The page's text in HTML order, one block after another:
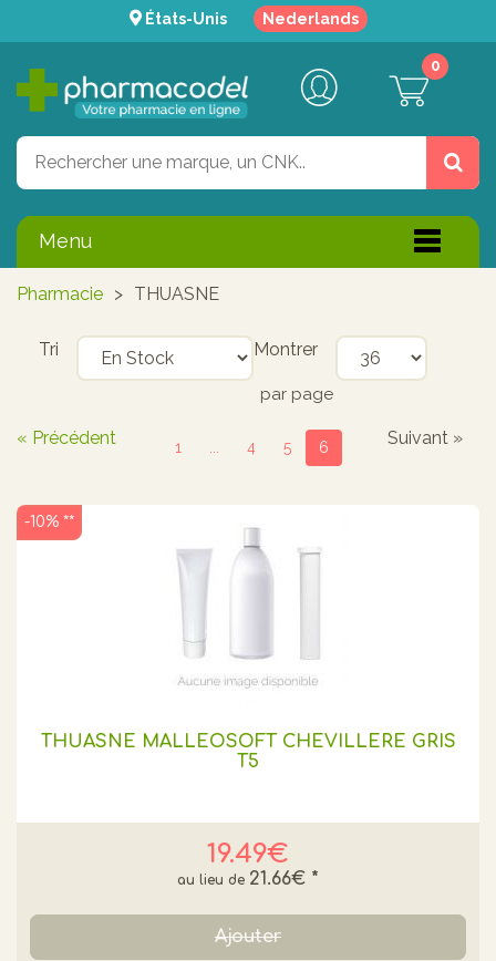
États-Unis Nederlands
0
Menu
Pharmacie > THUASNE
Tri Montrer
par page
« Précédent Suivant »
1 4 5 6
THUASNE MALLEOSOFT CHEVILLERE GRIS
T5
19.49€
21.66€ *
-10% **
Ajouter